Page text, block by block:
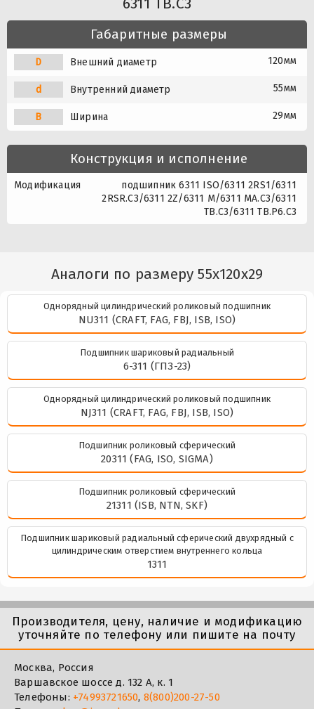
Габаритные размеры
D Внешний диаметр 120мм
d Внутренний диаметр 55мм
B Ширина 29мм
Конструкция и исполнение
Модификация
подшипник 6311 ISO/6311 2RS1/6311
2RSR.C3/6311 2Z/6311 M/6311 MA.C3/6311
TB.C3/6311 TB.P6.C3
Аналоги по размеру 55x120x29
Однорядный цилиндрический роликовый подшипник
NU311 (CRAFT, FAG, FBJ, ISB, ISO)
Подшипник шариковый радиальный
6-311 (ГПЗ-23)
Однорядный цилиндрический роликовый подшипник
NJ311 (CRAFT, FAG, FBJ, ISB, ISO)
Подшипник роликовый сферический
20311 (FAG, ISO, SIGMA)
Подшипник роликовый сферический
21311 (ISB, NTN, SKF)
Подшипник шариковый радиальный сферический двухрядный с
цилиндрическим отверстием внутреннего кольца
1311
Производителя, цену, наличие и модификацию
уточняйте по телефону или пишите на почту
Москва, Россия
Варшавское шоссе д. 132 А, к. 1
Телефоны: +74993721650, 8(800)200-27-50